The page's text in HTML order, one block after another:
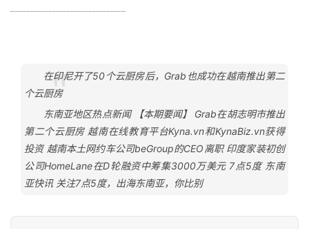
在印尼开了50个云厨房后，Grab也成功在越南推出第二
个云厨房
东南亚地区热点新闻 【本期要闻】 Grab在胡志明市推出
第二个云厨房 越南在线教育平台Kyna.vn和KynaBiz.vn获得
投资 越南本土网约车公司beGroup的CEO离职 印度家装初创
公司HomeLane在D轮融资中筹集3000万美元 7点5度 东南
亚快讯 关注7点5度，出海东南亚，你比别